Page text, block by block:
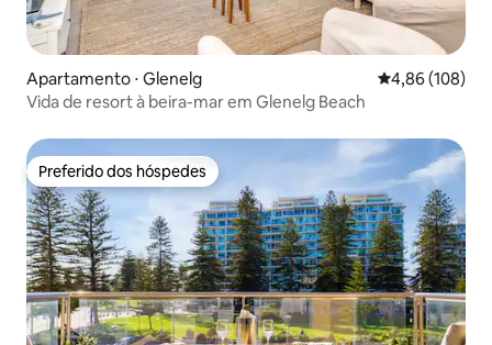
Apartamento ⋅ Glenelg 4,86 de uma
4,86 (108)
Vida de resort à beira-mar em Glenelg Beach
Preferido dos hóspedes
Preferido dos hóspedes